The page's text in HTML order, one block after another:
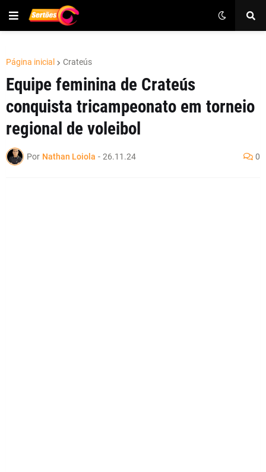
Página inicial Crateús
Equipe feminina de Crateús
conquista tricampeonato em torneio
regional de voleibol
Por Nathan Loiola - 26.11.24 0